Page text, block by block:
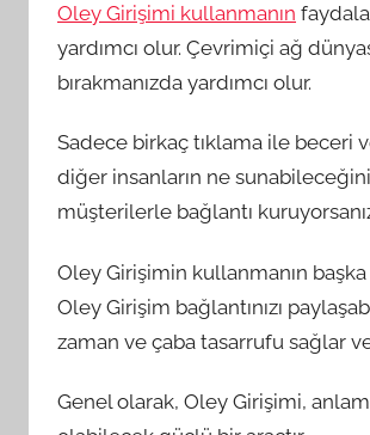
Oley Girişimi kullanmanın
yardımcı olur. Çevrimiçi ağ
bırakmanızda yardımcı olur.
Sadece birkaç tıklama ile beceri
diğer insanların ne
müşterilerle bağlantı
Oley Girişimin kullanmanın başka
Oley Girişim bağlantınızı
zaman ve çaba tasarrufu sağlar
Genel olarak, Oley Girişimi,